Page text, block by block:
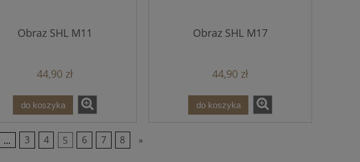
Obraz SHL M11
44,90 zł
do koszyka
Obraz SHL M17
44,90 zł
do koszyka
... 3 4 5 6 7 8 »